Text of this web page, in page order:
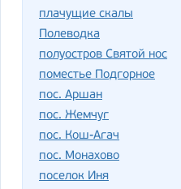
плачущие скалы
Полеводка
полуостров Святой нос
поместье Подгорное
пос. Аршан
пос. Жемчуг
пос. Кош-Агач
пос. Монахово
поселок Иня